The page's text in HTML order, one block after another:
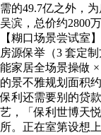
需的49.7亿之外，
吴滨，总价约2800
【糊口场景尝试室
房源保举（3 套定
能家居全场景操做
的景不雅规划面积
保利还需要别的贷
艺，「保利世博天
所。正在室第设想